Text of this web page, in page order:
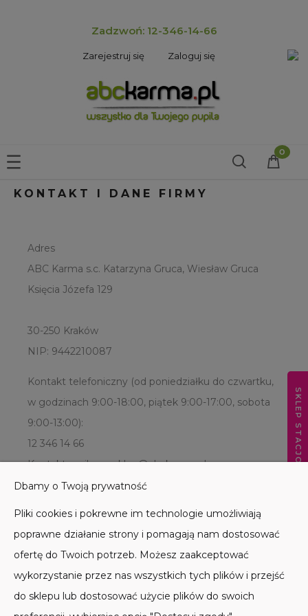
Zadzwoń: 12-346-14-66
Zarejestruj się Zaloguj się
KONTAKT I DANE FIRMY
Adres
ABC Karma s.c. Katarzyna Gruca, Wiesław Gruca
Księcia Józefa 129
30-250 Kraków
NIP: 9442210087
Kontakt telefoniczny (od poniedziałku do czwartku,
w godzinach 9:00-18:00, piątek 9:00-17:00, sobota
9:00-13:00):
12 346 14 66
Kontakt mailowy: sklep@abckarma.pl
SKLEP STACJONARNY
Dbamy o Twoją prywatność
Pliki cookies i pokrewne im technologie umożliwiają
poprawne działanie strony i pomagają nam dostosować
ofertę do Twoich potrzeb. Możesz zaakceptować
wykorzystanie przez nas wszystkich tych plików i przejść
do sklepu lub dostosować użycie plików do swoich